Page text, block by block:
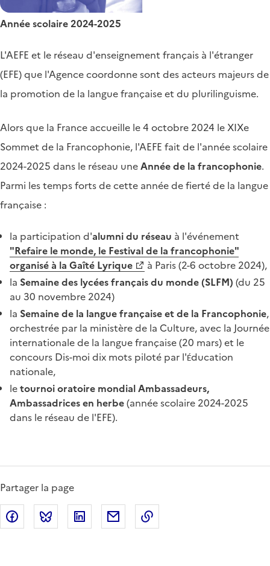
Année scolaire 2024-2025
L'AEFE et le réseau d'enseignement français à l'étranger
(EFE) que l'Agence coordonne sont des acteurs majeurs de
la promotion de la langue française et du plurilinguisme.
Alors que la France accueille le 4 octobre 2024 le XIXe
Sommet de la Francophonie, l'AEFE fait de l'année scolaire
2024-2025 dans le réseau uneAnnée de la francophonie.
Parmi les temps forts de cette année de fierté de la langue
française :
la participation d'alumni du réseau à l'événement
"Refaire le monde, le Festival de la francophonie"
organisé à la Gaîté Lyrique
à Paris (2-6 octobre 2024),
la Semaine des lycées français du monde (SLFM) (du 25
au 30 novembre 2024)
la Semaine de la langue française et de la Francophonie,
orchestrée par la ministère de la Culture, avec la Journée
internationale de la langue française (20 mars) et le
concours Dis-moi dix mots piloté par l'Éducation
nationale,
letournoi oratoire mondial Ambassadeurs,
Ambassadrices en herbe(année scolaire 2024-2025
dans le réseau de l'EFE).
Partager la page
Partager sur Facebook
Partager sur Bluesky
Partager sur LinkedIn
Partager par email